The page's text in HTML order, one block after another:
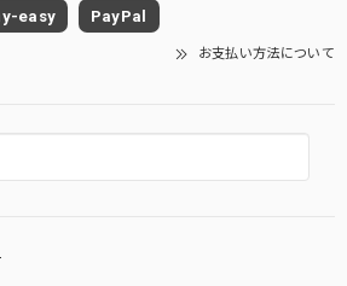
easy PayPal
お支払い方法について